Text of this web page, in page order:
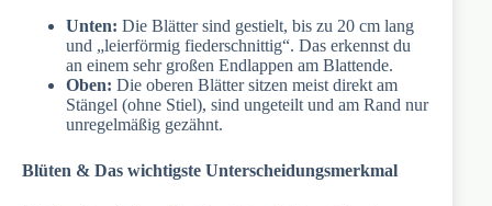
Unten: Die Blätter sind gestielt, bis zu 20 cm lang
und „leierförmig fiederschnittig“. Das erkennst du
an einem sehr großen Endlappen am Blattende.
Oben: Die oberen Blätter sitzen meist direkt am
Stängel (ohne Stiel), sind ungeteilt und am Rand nur
unregelmäßig gezähnt.
Blüten & Das wichtigste Unterscheidungsmerkmal